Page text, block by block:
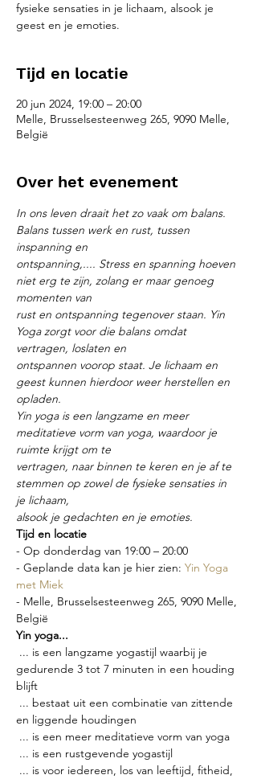
fysieke sensaties in je lichaam, alsook je
geest en je emoties.
Tijd en locatie
20 jun 2024, 19:00 – 20:00
Melle, Brusselsesteenweg 265, 9090 Melle,
België
Over het evenement
In ons leven draait het zo vaak om balans.
Balans tussen werk en rust, tussen
inspanning en
ontspanning,.... Stress en spanning hoeven
niet erg te zijn, zolang er maar genoeg
momenten van
rust en ontspanning tegenover staan. Yin
Yoga zorgt voor die balans omdat
vertragen, loslaten en
ontspannen voorop staat. Je lichaam en
geest kunnen hierdoor weer herstellen en
opladen.
Yin yoga is een langzame en meer
meditatieve vorm van yoga, waardoor je
ruimte krijgt om te
vertragen, naar binnen te keren en je af te
stemmen op zowel de fysieke sensaties in
je lichaam,
alsook je gedachten en je emoties.
Tijd en locatie
- Op donderdag van 19:00 – 20:00
- Geplande data kan je hier zien: Yin Yoga
met Miek
- Melle, Brusselsesteenweg 265, 9090 Melle,
België
Yin yoga...
... is een langzame yogastijl waarbij je
gedurende 3 tot 7 minuten in een houding
blijft
... bestaat uit een combinatie van zittende
en liggende houdingen
... is een meer meditatieve vorm van yoga
... is een rustgevende yogastijl
... is voor iedereen, los van leeftijd, fitheid,